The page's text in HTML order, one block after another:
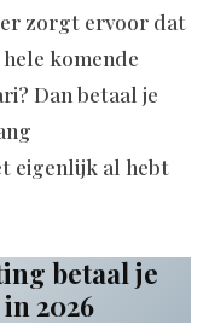
zorgt ervoor dat
komende
Dan betaal je
eigenlijk al hebt
betaal je
2026